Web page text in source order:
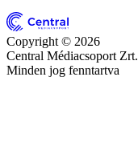
Copyright © 2026
Central Médiacsoport Zrt.
Minden jog fenntartva